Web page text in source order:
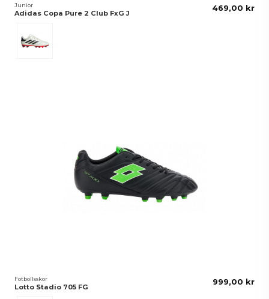
Junior
Adidas Copa Pure 2 Club FxG J
469,00 kr
Fotbollsskor
Lotto Stadio 705 FG
999,00 kr